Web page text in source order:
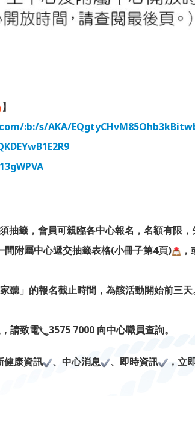
】
:b:/s/AKA/
抽籤，會員可親臨各中心報名，名額有限
附屬中心遞交抽籤表格(小冊子第4頁)
」的報名截止時間，為該活動開始前三天
請致電
3575 7000 向中心職員查詢。
健康資訊 、中心消息 、即時資訊
，立